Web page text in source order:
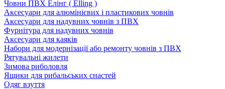
Човни ПВХ Елінг ( Elling )
Аксесуари для алюмінієвих і пластикових човнів
Аксесуари для надувних човнів з ПВХ
Фурнітура для надувних човнів
Аксесуари для каяків
Набори для модернізації або ремонту човнів з ПВХ
Рятувальні жилети
Зимова риболовля
Ящики для рибальських снастей
Одяг взуття